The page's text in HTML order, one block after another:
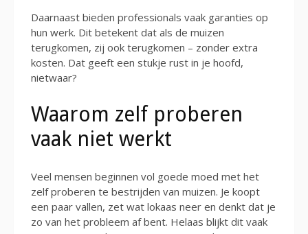
Daarnaast bieden professionals vaak garanties op
hun werk. Dit betekent dat als de muizen
terugkomen, zij ook terugkomen – zonder extra
kosten. Dat geeft een stukje rust in je hoofd,
nietwaar?
Waarom zelf proberen
vaak niet werkt
Veel mensen beginnen vol goede moed met het
zelf proberen te bestrijden van muizen. Je koopt
een paar vallen, zet wat lokaas neer en denkt dat je
zo van het probleem af bent. Helaas blijkt dit vaak